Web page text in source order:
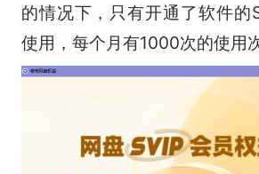
的情况下，只有开通了软件的
使用，每个月有1000次的使用次